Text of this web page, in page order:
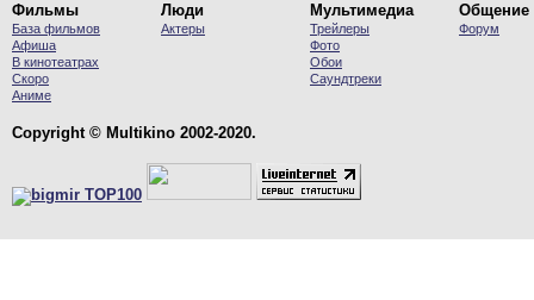
Фильмы
База фильмов
Афиша
В кинотеатрах
Скоро
Аниме
Люди
Актеры
Мультимедиа
Трейлеры
Фото
Обои
Саундтреки
Общение
Форум
Copyright © Multikino 2002-2020.